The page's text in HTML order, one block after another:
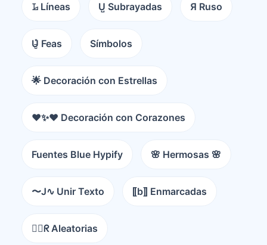
𝙻̷ Líneas U̺ Subrayadas Я Ruso
U̵̮̽ Feas Símbolos
🌟 Decoración con Estrellas
❤️✨❤️ Decoración con Corazones
Fuentes Blue Hypify 🌸 Hermosas 🌸
〜J∿ Unir Texto ⟦b⟧ Enmarcadas
😵‍💫ᖇ Aleatorias